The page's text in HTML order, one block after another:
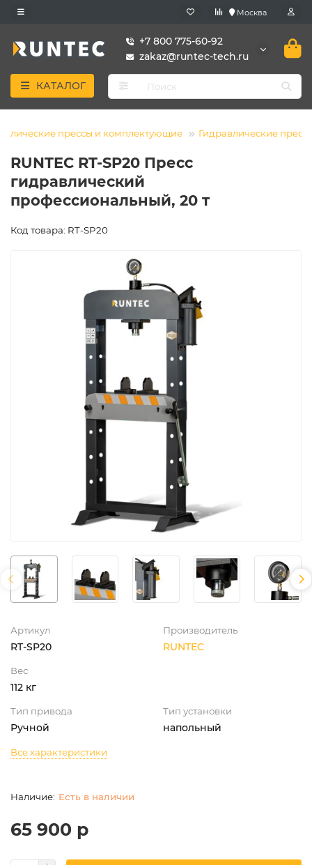
Москва
+7 800 775-60-92
zakaz@runtec-tech.ru
КАТАЛОГ
прессы и комплектующие Гидравлические
RUNTEC RT-SP20 Пресс
гидравлический
профессиональный, 20 т
Код товара: RT-SP20
Артикул
RT-SP20
Производитель
RUNTEC
Вес
112 кг
Тип привода
Ручной
Тип установки
напольный
Все характеристики
Есть в наличии
65 900 р